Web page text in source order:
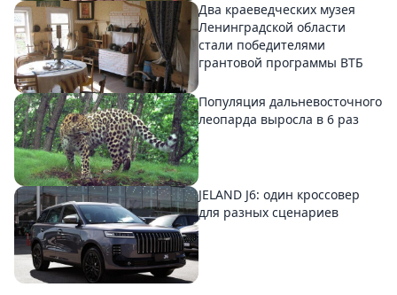
Два краеведческих музея
Ленинградской области
стали победителями
грантовой программы ВТБ
Популяция дальневосточного
леопарда выросла в 6 раз
JELAND J6: один кроссовер
для разных сценариев